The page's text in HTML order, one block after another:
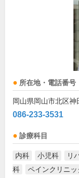
所在地・電話番号
岡山県岡山市北区
086-233-3531
診療科目
内科 小児科 リ
科
ペインクリニ